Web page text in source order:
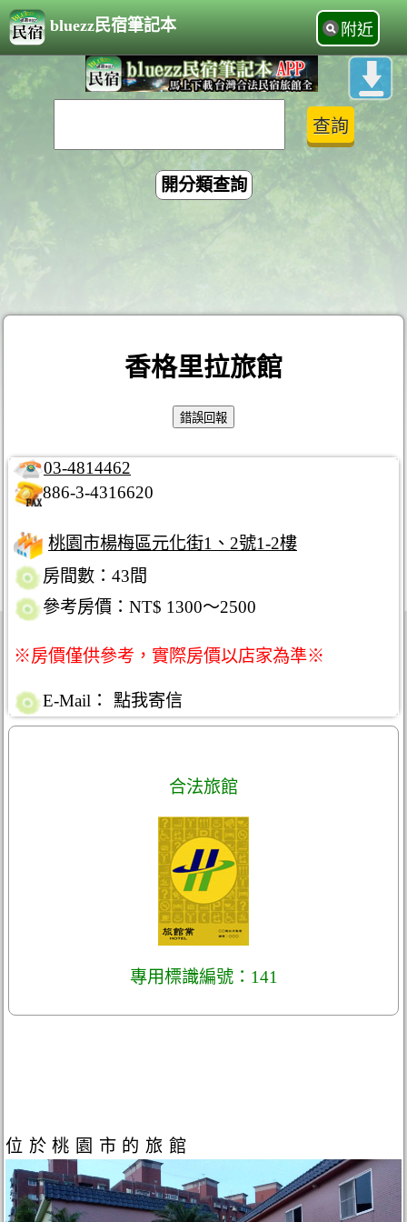
bluezz民宿筆記本 附近
開分類查詢
香格里拉旅館
03-4814462
886-3-4316620
桃園市楊梅區元化街1、2號1-2樓
房間數：43間
參考房價：NT$ 1300～2500
※房價僅供參考，實際房價以店家為準※
E-Mail： 點我寄信
合法旅館
專用標識編號：141
位於桃園市的旅館